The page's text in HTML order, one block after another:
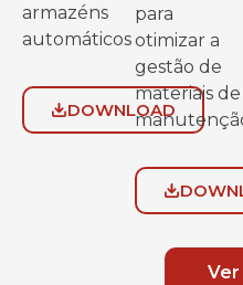
armazéns
automáticos
DOWNLOAD
para
otimizar a
gestão de
materiais de
Ver